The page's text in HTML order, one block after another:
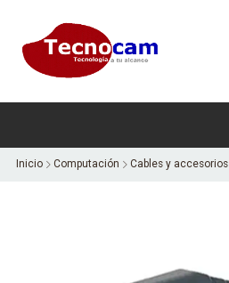
Inicio Computación Cables y accesorios